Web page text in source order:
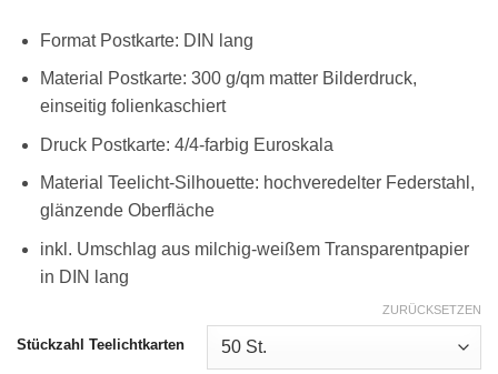
Format Postkarte: DIN lang
Material Postkarte: 300 g/qm matter Bilderdruck,
einseitig folienkaschiert
Druck Postkarte: 4/4-farbig Euroskala
Material Teelicht-Silhouette: hochveredelter Federstahl,
glänzende Oberfläche
inkl. Umschlag aus milchig-weißem Transparentpapier
in DIN lang
Stückzahl Teelichtkarten
ZURÜCKSETZEN